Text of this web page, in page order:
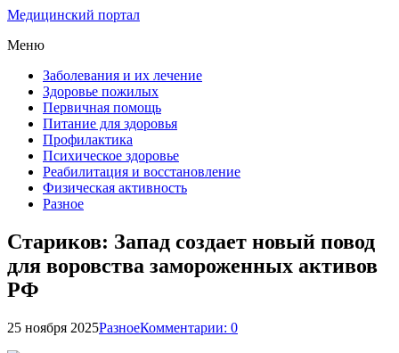
Медицинский портал
Меню
Заболевания и их лечение
Здоровье пожилых
Первичная помощь
Питание для здоровья
Профилактика
Психическое здоровье
Реабилитация и восстановление
Физическая активность
Разное
Стариков: Запад создает новый повод
для воровства замороженных активов
РФ
25 ноября 2025РазноеКомментарии: 0